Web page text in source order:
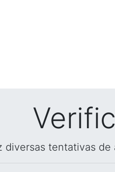
diversas tentativas